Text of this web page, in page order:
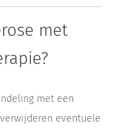
met
met een
eventuele